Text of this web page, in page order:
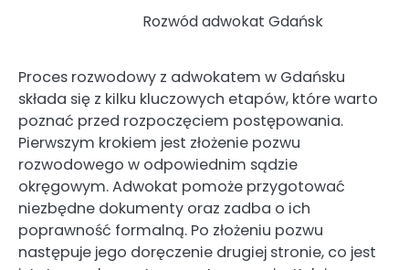
Rozwód adwokat Gdańsk
Proces rozwodowy z adwokatem w Gdańsku
składa się z kilku kluczowych etapów, które warto
poznać przed rozpoczęciem postępowania.
Pierwszym krokiem jest złożenie pozwu
rozwodowego w odpowiednim sądzie
okręgowym. Adwokat pomoże przygotować
niezbędne dokumenty oraz zadba o ich
poprawność formalną. Po złożeniu pozwu
następuje jego doręczenie drugiej stronie, co jest